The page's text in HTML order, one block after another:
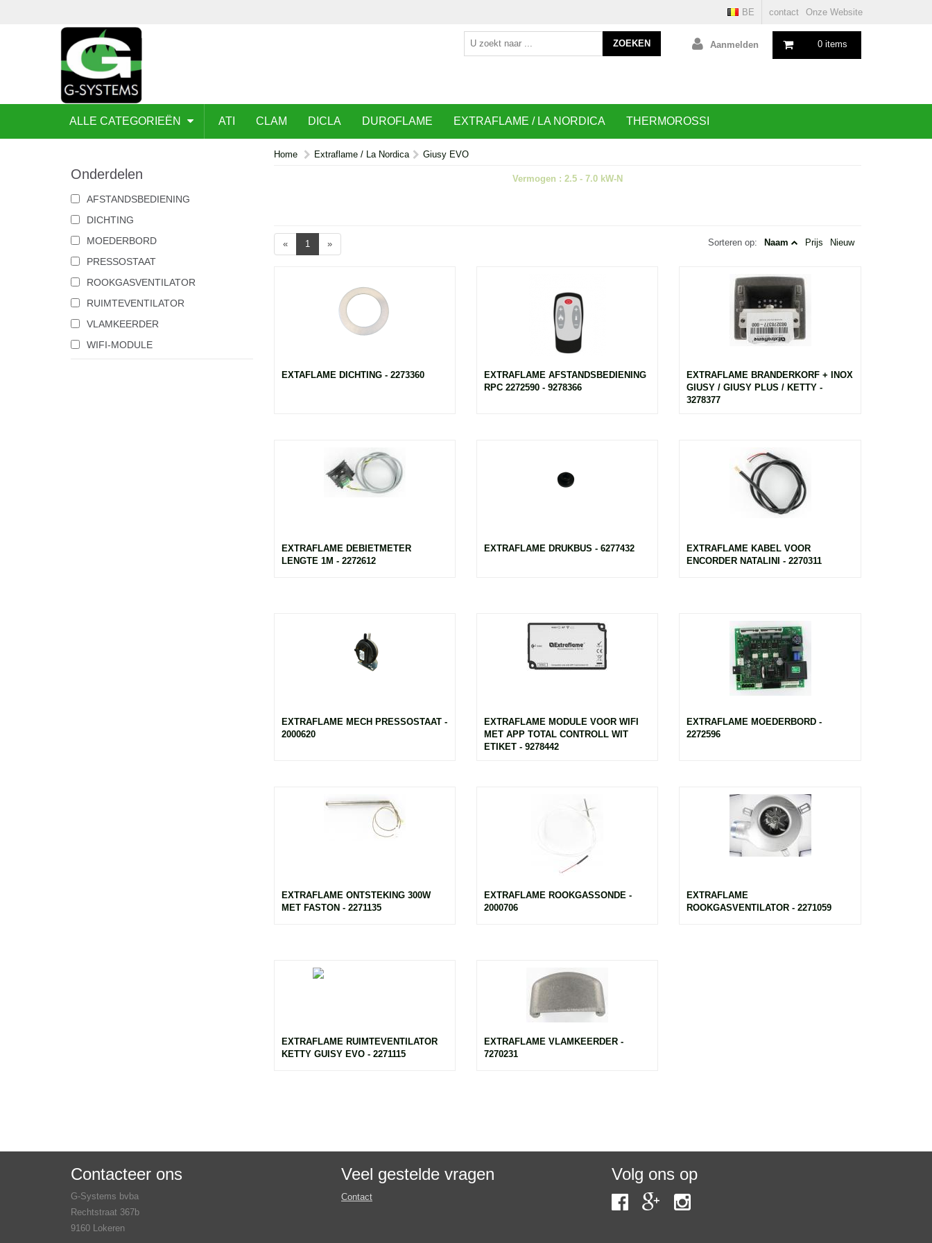
contact Onze Website
BE
0 items
Aanmelden
ZOEKEN
ALLE CATEGORIEËN ATI CLAM DICLA DUROFLAME EXTRAFLAME / LA NORDICA THERMOROSSI
Onderdelen
AFSTANDSBEDIENING
DICHTING
MOEDERBORD
PRESSOSTAAT
ROOKGASVENTILATOR
RUIMTEVENTILATOR
VLAMKEERDER
WIFI-MODULE
Home Extraflame / La Nordica Giusy EVO
Vermogen : 2.5 - 7.0 kW-N
« 1 » Sorteren op: Naam Prijs Nieuw
EXTAFLAME DICHTING - 2273360
EXTRAFLAME AFSTANDSBEDIENING
RPC 2272590 - 9278366
EXTRAFLAME BRANDERKORF + INOX
GIUSY / GIUSY PLUS / KETTY -
3278377
EXTRAFLAME DEBIETMETER
LENGTE 1M - 2272612
EXTRAFLAME DRUKBUS - 6277432
EXTRAFLAME KABEL VOOR
ENCORDER NATALINI - 2270311
EXTRAFLAME MECH PRESSOSTAAT -
2000620
EXTRAFLAME MODULE VOOR WIFI
MET APP TOTAL CONTROLL WIT
ETIKET - 9278442
EXTRAFLAME MOEDERBORD -
2272596
EXTRAFLAME ONTSTEKING 300W
MET FASTON - 2271135
EXTRAFLAME ROOKGASSONDE -
2000706
EXTRAFLAME
ROOKGASVENTILATOR - 2271059
EXTRAFLAME RUIMTEVENTILATOR
KETTY GUISY EVO - 2271115
EXTRAFLAME VLAMKEERDER -
7270231
Contacteer ons
G-Systems bvba
Rechtstraat 367b
9160 Lokeren
Veel gestelde vragen
Contact
Volg ons op